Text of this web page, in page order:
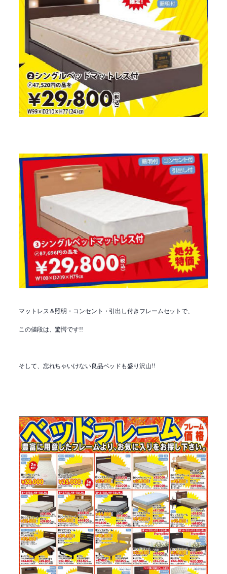
マットレス＆照明・コンセント・引出し付きフレームセットで、
この値段は、驚愕です!!
そして、忘れちゃいけない良品ベッドも盛り沢山!!